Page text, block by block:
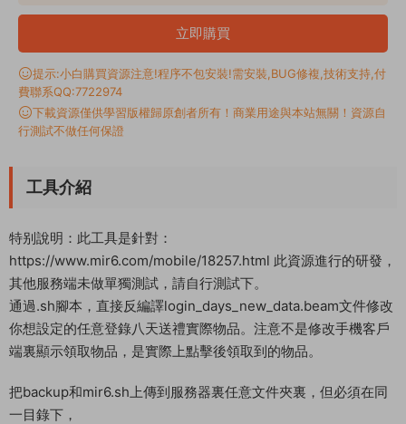
立即購買
提示:小白購買資源注意!程序不包安裝!需安裝,BUG修複,技術支持,付
費聯系QQ:7722974
下載資源僅供學習版權歸原創者所有！商業用途與本站無關！資源自
行測試不做任何保證
工具介紹
特别說明：此工具是針對：
https://www.mir6.com/mobile/18257.html 此資源進行的研發，
其他服務端未做單獨測試，請自行測試下。
通過.sh腳本，直接反編譯login_days_new_data.beam文件修改
你想設定的任意登錄八天送禮實際物品。注意不是修改手機客戶
端裏顯示領取物品，是實際上點擊後領取到的物品。
把backup和mir6.sh上傳到服務器裏任意文件夾裏，但必須在同
一目錄下，